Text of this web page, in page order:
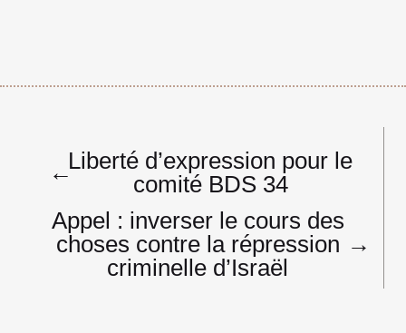
Navigation
de
←Liberté d’expression pour le
comité BDS 34
Appel : inverser le cours des
choses contre la répression
criminelle d’Israël
→